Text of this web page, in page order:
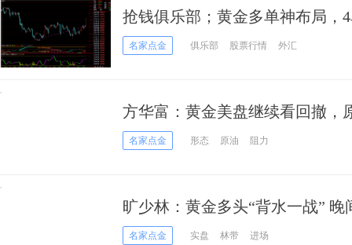
抢钱俱乐部；黄金多单神布局，
名家点金 俱乐部 股票行情 外汇
方华富：黄金美盘继续看回撤，
名家点金 形态 原油 阻力
旷少林：黄金多头“背水一战” 晚
腰名家点金 实盘 林带 进场